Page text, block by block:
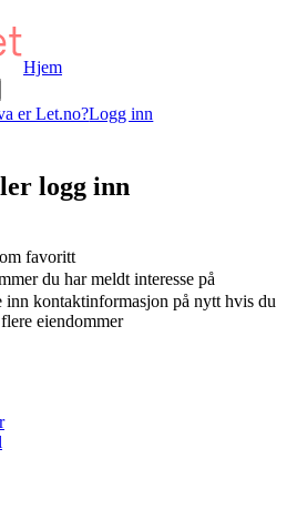
Hjem
er Let.no?Logg inn
logg inn
favoritt
du har meldt interesse på
kontaktinformasjon på nytt hvis du
eiendommer